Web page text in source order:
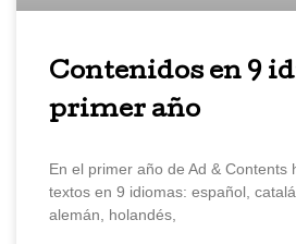
Contenidos en 9
primer año
En el primer año de Ad & Contents
textos en 9 idiomas: español,
alemán, holandés,